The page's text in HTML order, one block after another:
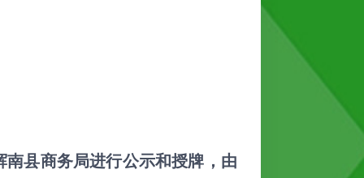
县商务局进行公示和授牌，由